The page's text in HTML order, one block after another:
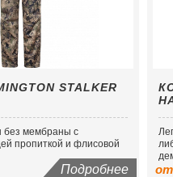
STALKER
без мембраны с
пропиткой и флисовой
Подробнее от